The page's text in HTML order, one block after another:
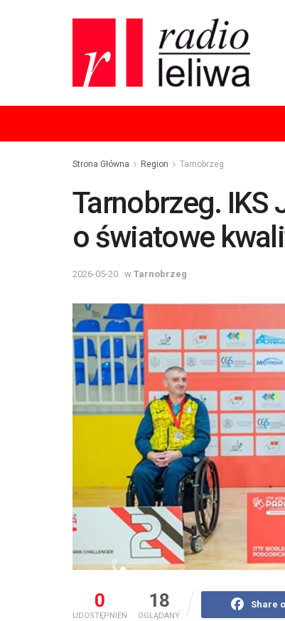
Strona Główna Region Tarnobrzeg
Tarnobrzeg. IKS
o światowe
2026-05-20 w Tarnobrzeg
0
UDOSTĘPNIEŃ
18
OGLĄDANY
Share